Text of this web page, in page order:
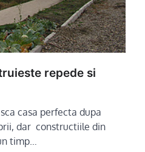
repede si
casa perfecta dupa
dar constructiile din
timp…